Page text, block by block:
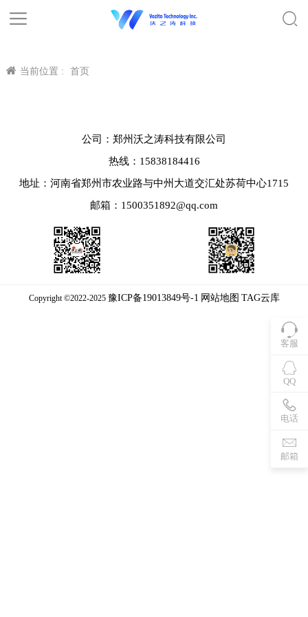
当前位置 : 首页
客服
QQ
电话
邮箱
公司：郑州沃之涛科技有限公司
热线：15838184416
地址：河南省郑州市农业路与中州大道交汇处苏荷中心1715
邮箱：1500351892@qq.com
Copyright ©2022-2025 豫ICP备19013849号-1 网站地图 TAG云库